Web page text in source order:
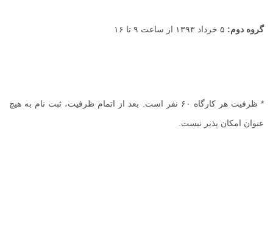
گروه دوم:
* ظرفیت هر کارگاه ۶۰ نفر است. بعد از اتمام ظرفیت، ثبت نام به هیچ
عنوان امکان پذیر نیست.